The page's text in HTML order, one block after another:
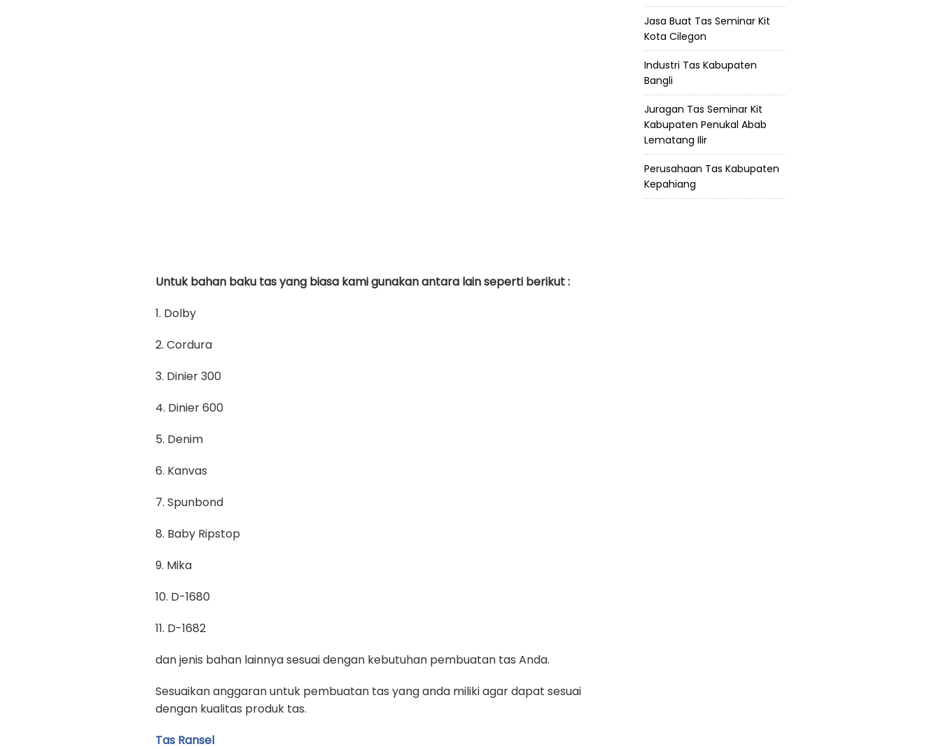
Untuk bahan baku tas yang biasa kami gunakan antara lain seperti berikut :
1. Dolby
2. Cordura
3. Dinier 300
4. Dinier 600
5. Denim
6. Kanvas
7. Spunbond
8. Baby Ripstop
9. Mika
10. D-1680
11. D-1682
dan jenis bahan lainnya sesuai dengan kebutuhan pembuatan tas Anda.
Sesuaikan anggaran untuk pembuatan tas yang anda miliki agar dapat sesuai
dengan kualitas produk tas.
Tas Ransel
Jasa Buat Tas Seminar Kit
Kota Cilegon
Industri Tas Kabupaten
Bangli
Juragan Tas Seminar Kit
Kabupaten Penukal Abab
Lematang Ilir
Perusahaan Tas Kabupaten
Kepahiang